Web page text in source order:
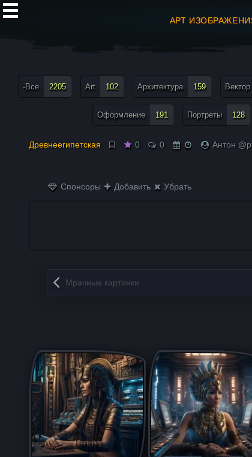
АРТ
-Все 2205 Art 102 Архитектура 159 Вектор
Оформление 191 Портреты 128
Древнеегипетская 0 0 Антон
Спонсоры Добавить Убрать
Запись навигация
Мрачные картинки